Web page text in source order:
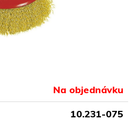
Na objednávku
10.231-075